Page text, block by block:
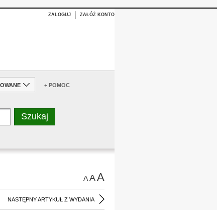
ZALOGUJ ZAŁÓŻ KONTO
+ POMOC
AAA
NASTĘPNY ARTYKUŁ Z WYDANIA